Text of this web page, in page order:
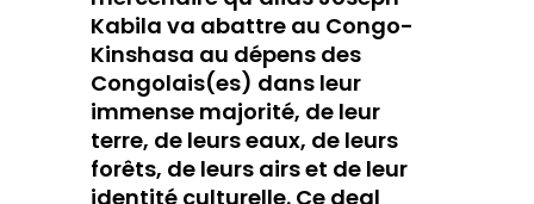
Kabila va abattre au Congo-
Kinshasa au dépens des
Congolais(es) dans leur
immense majorité, de leur
terre, de leurs eaux, de leurs
forêts, de leurs airs et de leur
identité culturelle. Ce deal